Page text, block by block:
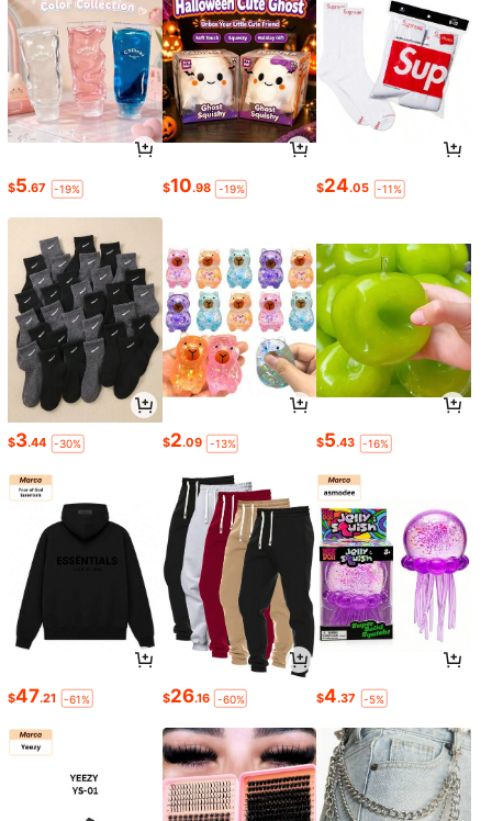
$5.67 -19% $10.98 -19% $24.05 -11%
$3.44 -30% $2.09 -13% $5.43 -16%
$47.21 -61% $26.16 -60% $4.37 -5%